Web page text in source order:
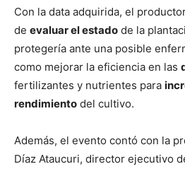
Con la data adquirida, el
de evaluar el estado de la
protegería ante una posible
como mejorar la eficiencia en las
fertilizantes y nutrientes para
rendimiento del cultivo.
Además, el evento contó con la
Díaz Ataucuri, director ejecutivo